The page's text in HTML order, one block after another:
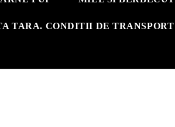
TARA. CONDITII DE TRANSPORT